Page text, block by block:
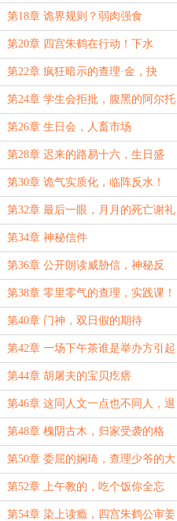
还要脸？
第18章 诡界规则？弱肉强食
第20章 四宫朱鹤在行动！下水
第22章 疯狂暗示的查理·金，抉
择！
第24章 学生会拒批，腹黑的阿尔托
莉雅
第26章 生日会，人畜市场
第28章 迟来的路易十六，生日盛
宴！
第30章 诡气实质化，临阵反水！
第32章 最后一眼，月月的死亡谢礼
第34章 神秘信件
第36章 公开朗读威胁信，神秘反
馈！
第38章 零里零气的查理，实践课！
第40章 门神，双日假的期待
第42章 一场下午茶谁是举办方引起
的点天灯
第44章 胡屠夫的宝贝疙瘩
第46章 这同人文一点也不同人，退
钱...换一本！
第48章 槐阴古木，归家受袭的格
格！
第50章 委屈的娴琦，查理少爷的大
危机！
第52章 上午教的，吃个饭你全忘
了？
第54章 染上读瘾，四宫朱鹤公审姜